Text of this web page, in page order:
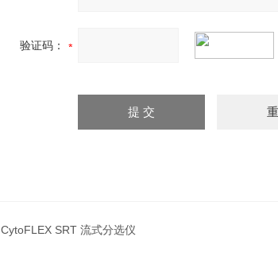
验证码：
CytoFLEX SRT 流式分选仪